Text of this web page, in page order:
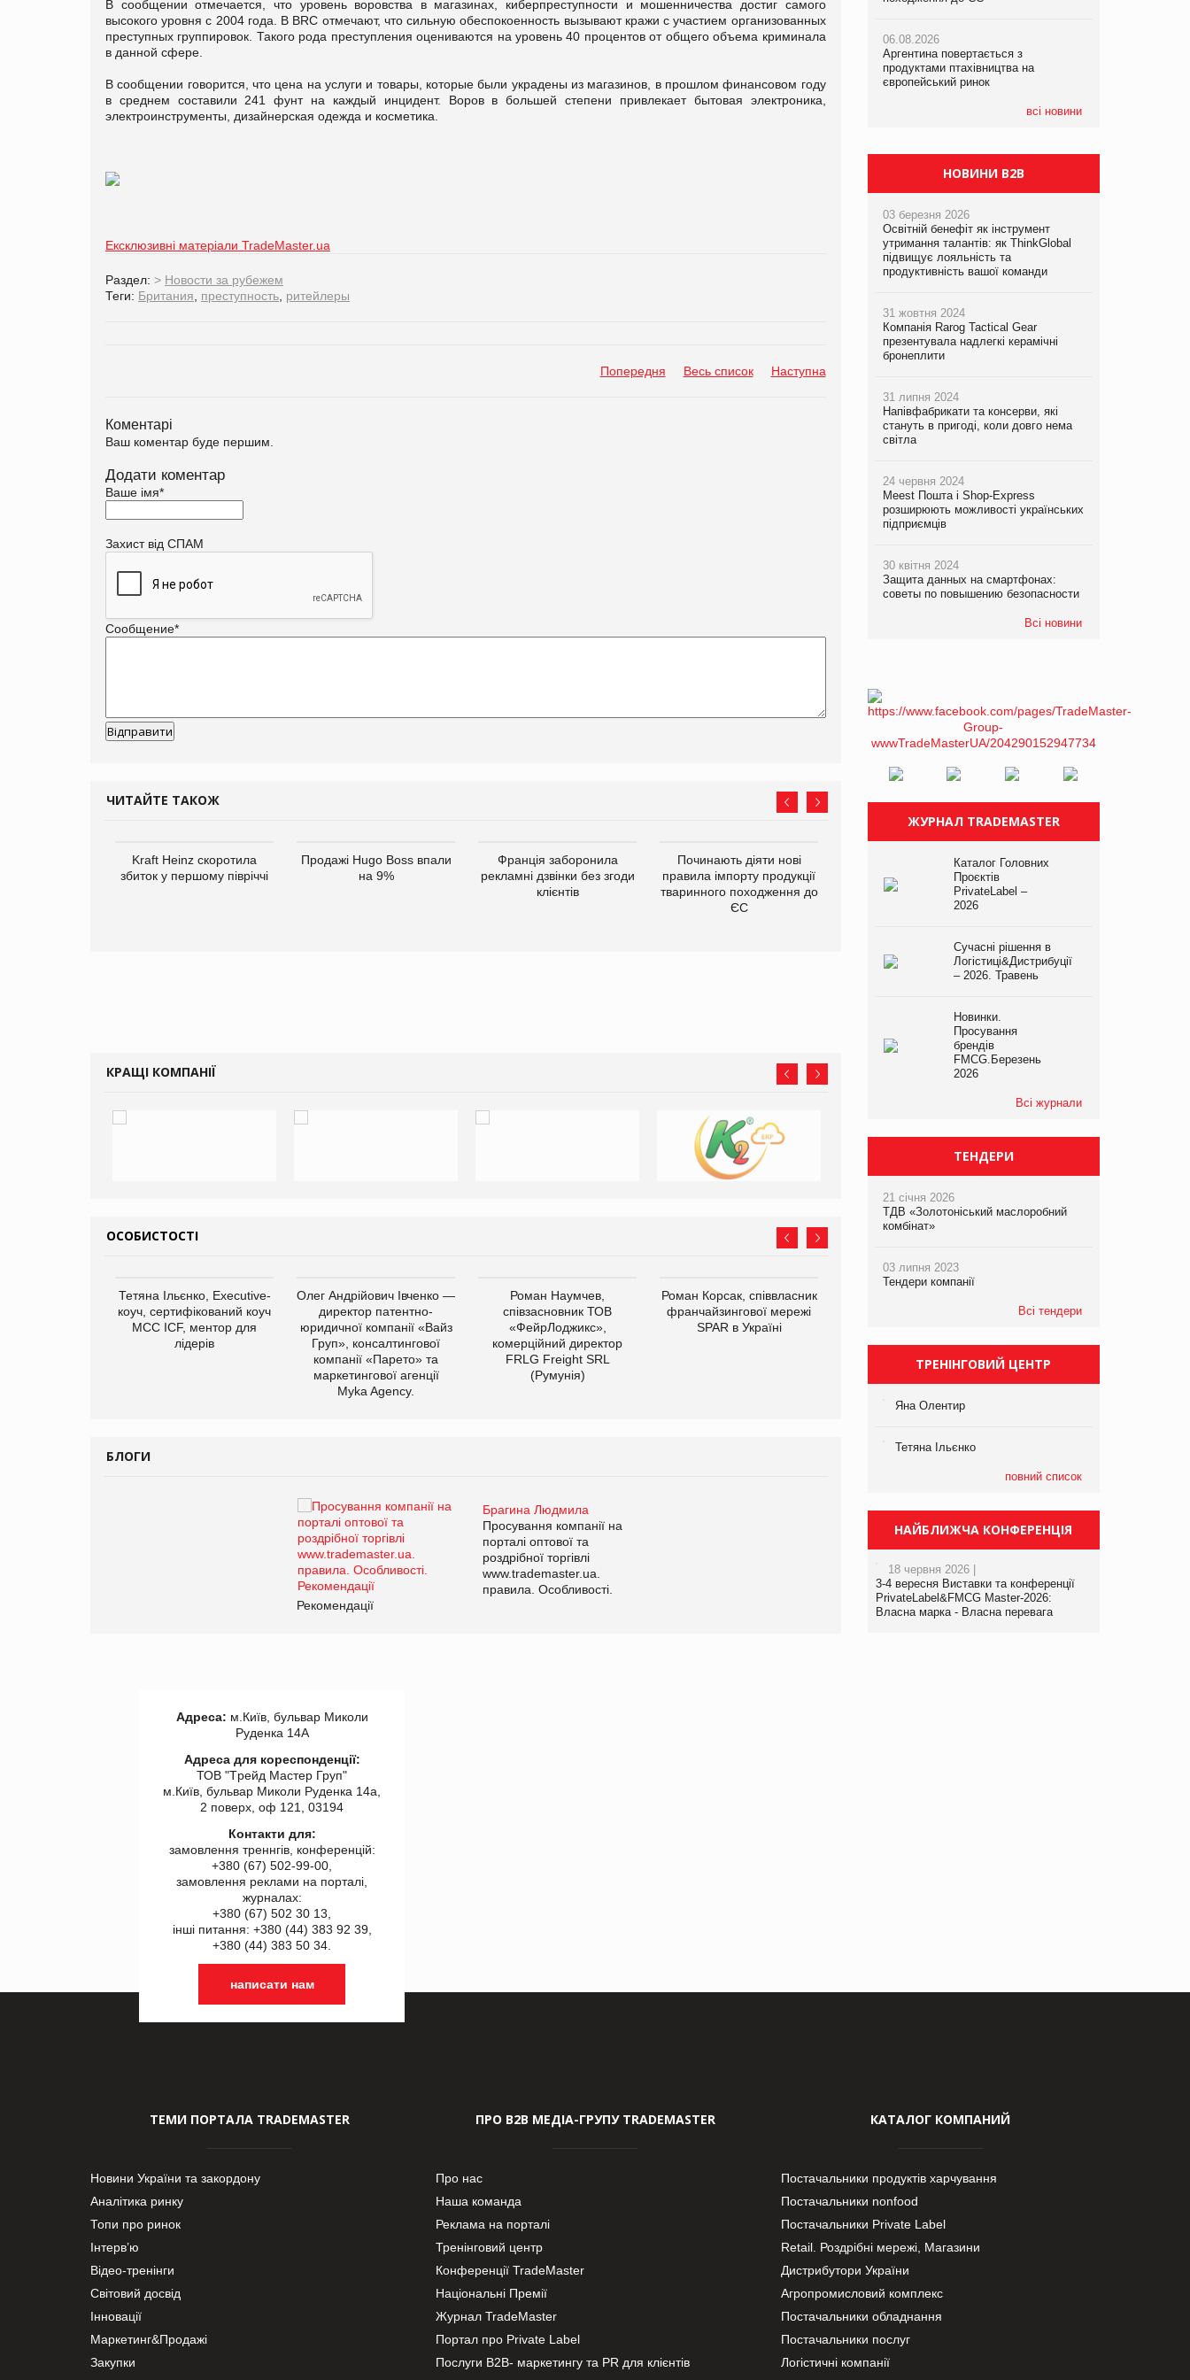
В сообщении отмечается, что уровень воровства в магазинах, киберпреступности и мошенничества достиг самого
высокого уровня с 2004 года. В BRC отмечают, что сильную обеспокоенность вызывают кражи с участием организованных
преступных группировок. Такого рода преступления оцениваются на уровень 40 процентов от общего объема криминала
в данной сфере.
В сообщении говорится, что цена на услуги и товары, которые были украдены из магазинов, в прошлом финансовом году
в среднем составили 241 фунт на каждый инцидент. Воров в большей степени привлекает бытовая электроника,
электроинструменты, дизайнерская одежда и косметика.
Ексклюзивні матеріали TradeMaster.ua
Раздел: > Новости за рубежем
Теги: Британия преступность ритейлеры
Попередня Весь список Наступна
Коментарі
Ваш коментар буде першим.
Додати коментар
Ваше імя*
Захист від СПАМ
Сообщение*
ЧИТАЙТЕ ТАКОЖ
Kraft Heinz скоротила
збиток у першому півріччі
Продажі Hugo Boss впали
на 9%
Франція заборонила
рекламні дзвінки без згоди
клієнтів
Починають діяти нові
правила імпорту продукції
тваринного походження до
ЄС
Аргентина повертається з
продуктами птахівництва
на європейський ринок
ФАО прогнозує зростання
КРАЩІ КОМПАНІЇ
ОСОБИСТОСТІ
Тетяна Ільєнко, Executive-
коуч, сертифікований коуч
МСС ICF, ментор для
лідерів
Олег Андрійович Івченко —
директор патентно-
юридичної компанії «Вайз
Груп», консалтингової
компанії «Парето» та
маркетингової агенції
Myka Agency.
Роман Наумчев,
співзасновник ТОВ
«ФейрЛоджикс»,
комерційний директор
FRLG Freight SRL
(Румунія)
Роман Корсак, співвласник
франчайзингової мережі
SPAR в Україні
виробництва
компанії «УкраМарин»
БЛОГИ
Брагина Людмила
Просування компанії на
порталі оптової та
роздрібної торгівлі
www.trademaster.ua.
правила. Особливості.
Рекомендації
Брагина Людмила
Просування компанії на
www.trademaster.ua.
правила. Особливості.
06.08.2026
Аргентина повертається з
продуктами птахівництва на
європейський ринок
всі новини
06.08.2026
Аргентина повертається з
продуктами птахівництва на
європейський ринок
06.08.2026
Аргентина повертається з
продуктами птахівництва на
європейський ринок
НОВИНИ B2B
03 березня 2026
Освітній бенефіт як інструмент
утримання талантів: як ThinkGlobal
підвищує лояльність та
продуктивність вашої команди
31 жовтня 2024
Компанія Rarog Tactical Gear
презентувала надлегкі керамічні
бронеплити
31 липня 2024
Напівфабрикати та консерви, які
стануть в пригоді, коли довго нема
світла
24 червня 2024
Meest Пошта і Shop-Express
розширюють можливості українських
підприємців
30 квітня 2024
Защита данных на смартфонах:
советы по повышению безопасности
Всі новини
ЖУРНАЛ TRADEMASTER
Каталог Головних
Проєктів
PrivateLabel –
2026
Сучасні рішення в
Логістиці&Дистрибуції
– 2026. Травень
Новинки.
Просування
брендів
FMCG.Березень
2026
Всі журнали
ТЕНДЕРИ
21 січня 2026
ТДВ «Золотоніський маслоробний
комбінат»
03 липня 2023
Тендери компанії
Всі тендери
ТРЕНІНГОВИЙ ЦЕНТР
Яна Олентир
Тетяна Ільєнко
повний список
НАЙБЛИЖЧА КОНФЕРЕНЦІЯ
18 червня 2026 |
3-4 вересня Виставки та конференції
PrivateLabel&FMCG Master-2026:
Власна марка - Власна перевага
Адреса: м.Київ, бульвар Миколи
Руденка 14А
Адреса для кореспонденції:
ТОВ "Tрейд Мастер Груп"
м.Київ, бульвар Миколи Руденка 14а,
2 поверх, оф 121, 03194
Контакти для:
замовлення треннгів, конференцій:
+380 (67) 502-99-00,
замовлення реклами на порталі,
журналах:
+380 (67) 502 30 13,
інші питання: +380 (44) 383 92 39,
+380 (44) 383 50 34.
написати нам
ТЕМИ ПОРТАЛА TRADEMASTER
Новини України та закордону
Аналітика ринку
Топи про ринок
Інтерв’ю
Відео-тренінги
Світовий досвід
Інновації
Маркетинг&Продажі
Закупки
ПРО В2В МЕДІА-ГРУПУ TRADEMASTER
Про нас
Наша команда
Реклама на порталі
Тренінговий центр
Конференції TradeMaster
Національні Премії
Журнал TradeMaster
Портал про Private Label
Послуги В2В- маркетингу та PR для клієнтів
КАТАЛОГ КОМПАНИЙ
Постачальники продуктів харчування
Постачальники nonfood
Постачальники Private Label
Retail. Роздрібні мережі, Магазини
Дистрибутори України
Агропромисловий комплекс
Постачальники обладнання
Постачальники послуг
Логістичні компанії